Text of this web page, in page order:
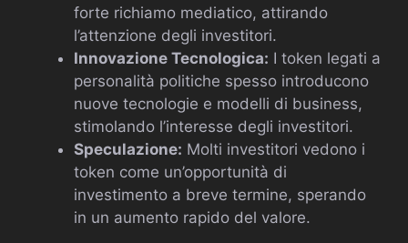
forte richiamo mediatico, attirando
l’attenzione degli investitori.
Innovazione Tecnologica: I token legati a
personalità politiche spesso introducono
nuove tecnologie e modelli di business,
stimolando l’interesse degli investitori.
Speculazione: Molti investitori vedono i
token come un’opportunità di
investimento a breve termine, sperando
in un aumento rapido del valore.